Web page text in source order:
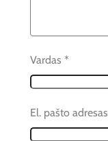
Vardas *
El. pašto adresas